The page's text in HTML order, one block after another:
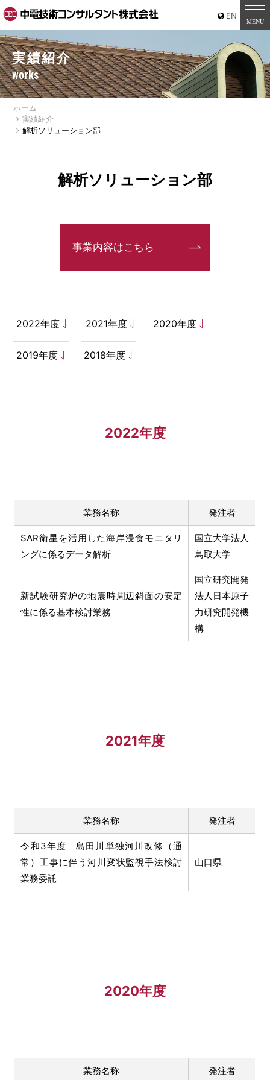
［道路交通部､国土･海洋部､企画部］
実績紹介
works
ホーム
実績紹介
解析ソリューション部
解析ソリューション部
事業内容はこちら
2022年度 2021年度 2020年度
2019年度 2018年度
2022年度
業務名称 発注者
SAR衛星を活用した海岸浸食モニタリ
ングに係るデータ解析
国立大学法人
鳥取大学
新試験研究炉の地震時周辺斜面の安定
性に係る基本検討業務
国立研究開発
法人日本原子
力研究開発機
構
2021年度
業務名称 発注者
令和3年度 島田川単独河川改修（通
常）工事に伴う河川変状監視手法検討
業務委託
山口県
2020年度
業務名称 発注者